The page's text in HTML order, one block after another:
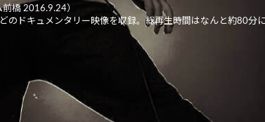
橋 2016.9.24）
のドキュメンタリー映像を収録。総再生時間はなんと約80分